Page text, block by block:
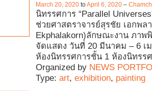
March 20, 2020 toApril 6, 2020 –
นิทรรศการ “Parallel
ช่วยศาสตราจารย์สุรชัย เอกพล
Ekphalakorn)ลักษณะงาน ภาพ
จัดแสดง วันที่ 20 มีนาคม – 6 เ
ห้องนิทรรศการชั้น 1 ห้องนิทรร
Organized by NEWS
Type: art, exhibition, painting